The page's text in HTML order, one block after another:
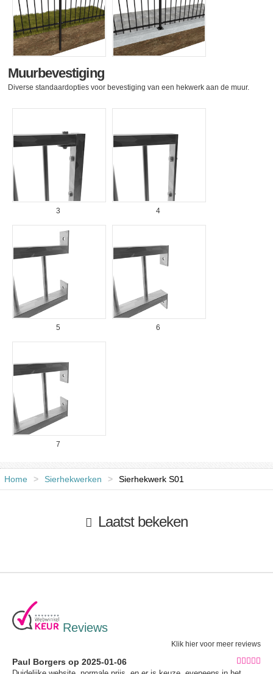
Muurbevestiging
Diverse standaardopties voor bevestiging van een hekwerk aan de muur.
3 4
5 6
7
Home > Sierhekwerken > Sierhekwerk S01
Laatst bekeken
Reviews
Klik hier voor meer reviews
Paul Borgers op 2025-01-06